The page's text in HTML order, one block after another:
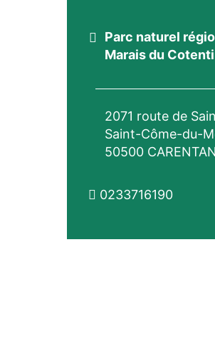
Parc naturel
Marais du
2071 route de
Saint-Côme-du-
50500
0233716190